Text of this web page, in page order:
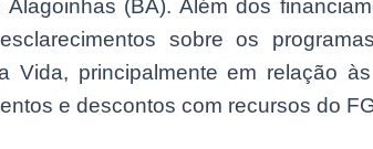
Alagoinhas (BA). Além dos
sobre os
Vida, principalmente em relação
e descontos com recursos do